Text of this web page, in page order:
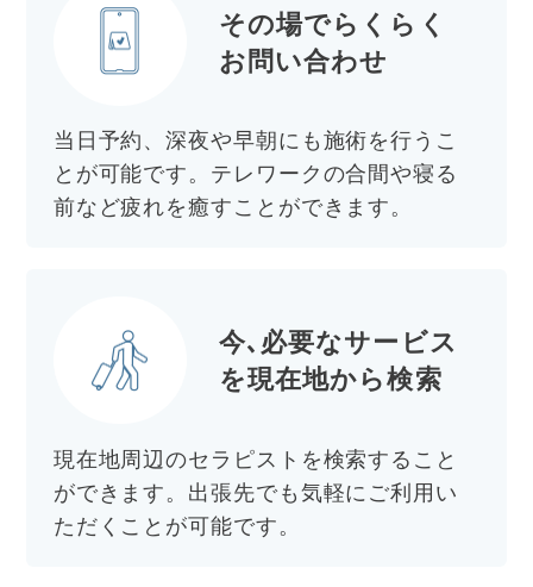
その場でらくらく
お問い合わせ
当日予約、深夜や早朝にも施術を行うこ
とが可能です。テレワークの合間や寝る
前など疲れを癒すことができます。
今､必要なサービス
を現在地から検索
現在地周辺のセラピストを検索すること
ができます。出張先でも気軽にご利用い
ただくことが可能です。